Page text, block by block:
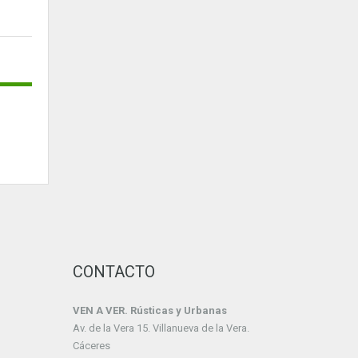
CONTACTO
VEN A VER. Rústicas y Urbanas
Av. de la Vera 15. Villanueva de la Vera.
Cáceres